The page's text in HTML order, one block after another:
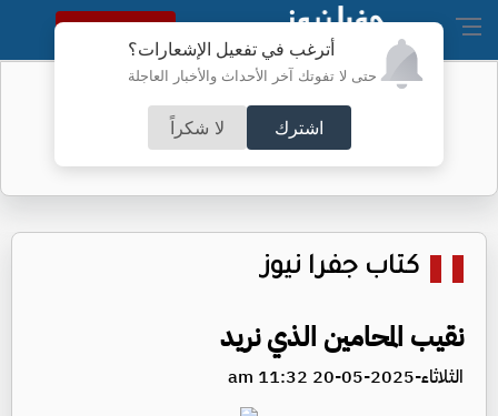
أترغب في تفعيل الإشعارات؟
حتى لا تفوتك آخر الأحداث والأخبار العاجلة
اشترك لا شكراً
النسخة الكاملة
كتاب جفرا نيوز
نقيب المحامين الذي نريد
الثلاثاء-2025-05-20 11:32 am